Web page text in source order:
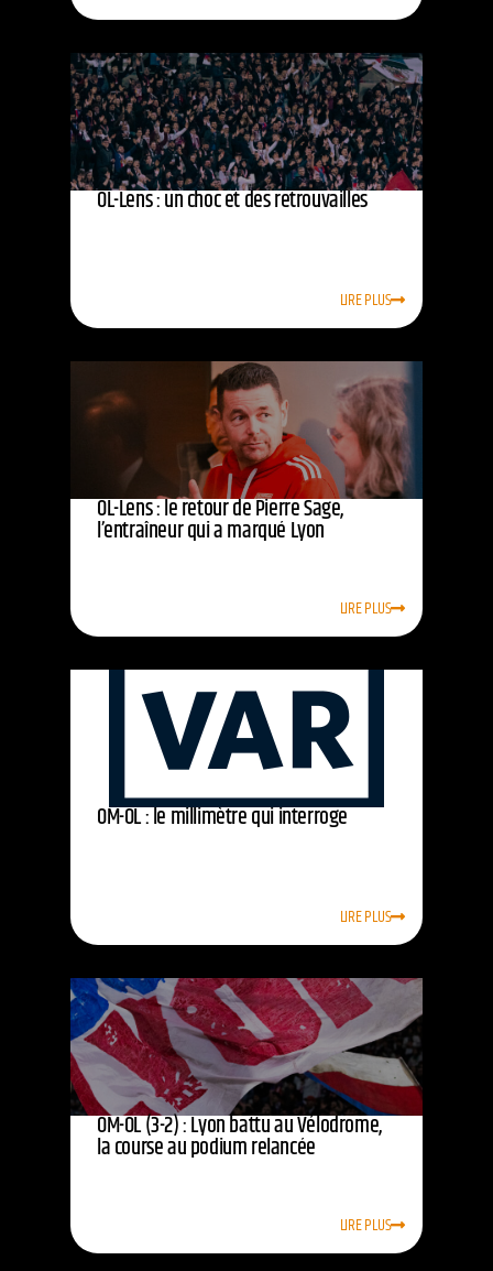
OL-Lens : un choc et des retrouvailles
LIRE PLUS
OL-Lens : le retour de Pierre Sage,
l’entraîneur qui a marqué Lyon
LIRE PLUS
OM-OL : le millimètre qui interroge
LIRE PLUS
OM-OL (3-2) : Lyon battu au Vélodrome,
la course au podium relancée
LIRE PLUS